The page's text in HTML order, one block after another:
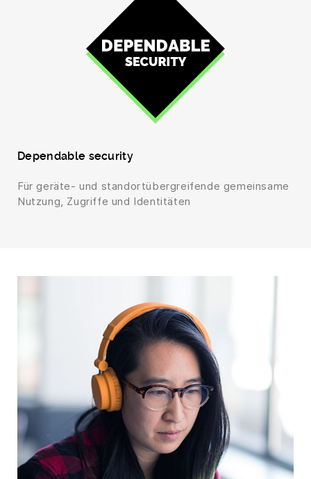
Dependable security
Für geräte- und standortübergreifende gemeinsame
Nutzung, Zugriffe und Identitäten